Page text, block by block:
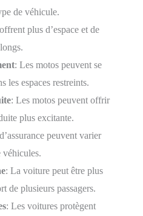
de véhicule.
plus d’espace et de
: Les motos peuvent se
les espaces restreints.
: Les motos peuvent offrir
plus excitante.
peuvent varier
véhicules.
: La voiture peut être plus
de plusieurs passagers.
: Les voitures protègent